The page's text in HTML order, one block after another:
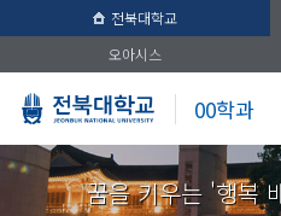
전북대학교
오아시스
00학과
꿈을 키우는 '행복